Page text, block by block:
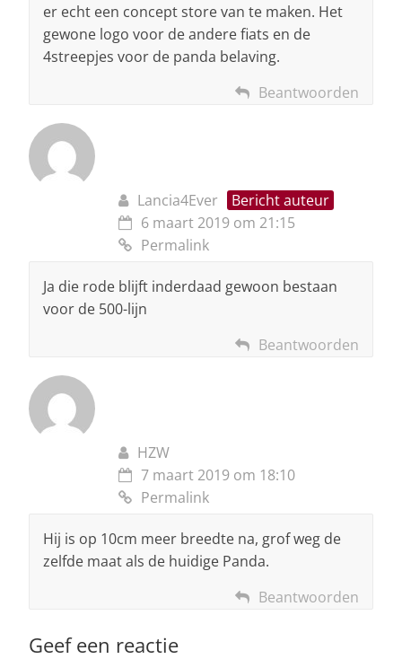
er echt een concept store van te maken. Het
gewone logo voor de andere fiats en de
4streepjes voor de panda belaving.
Beantwoorden
Lancia4Ever
Bericht auteur
6 maart 2019 om 21:15
Permalink
Ja die rode blijft inderdaad gewoon bestaan
voor de 500-lijn
Beantwoorden
HZW
7 maart 2019 om 18:10
Permalink
Hij is op 10cm meer breedte na, grof weg de
zelfde maat als de huidige Panda.
Beantwoorden
Geef een reactie